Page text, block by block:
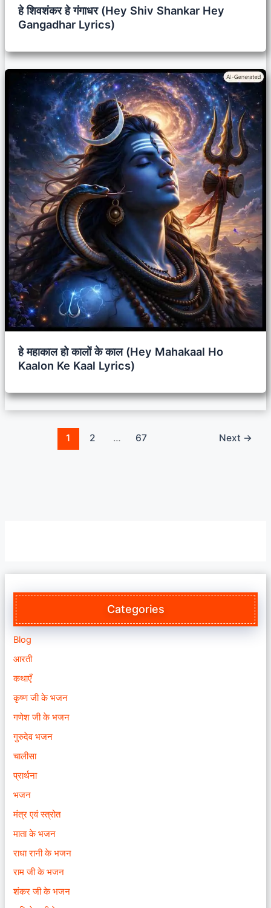
हे शिवशंकर हे गंगाधर (Hey Shiv Shankar Hey
Gangadhar Lyrics)
हे महाकाल हो कालों के काल (Hey Mahakaal Ho
Kaalon Ke Kaal Lyrics)
1 2 … 67 Next →
Categories
Blog
आरती
कथाएँ
कृष्ण जी के भजन
गणेश जी के भजन
गुरुदेव भजन
चालीसा
प्रार्थना
भजन
मंत्र एवं स्त्रोत
माता के भजन
राधा रानी के भजन
राम जी के भजन
शंकर जी के भजन